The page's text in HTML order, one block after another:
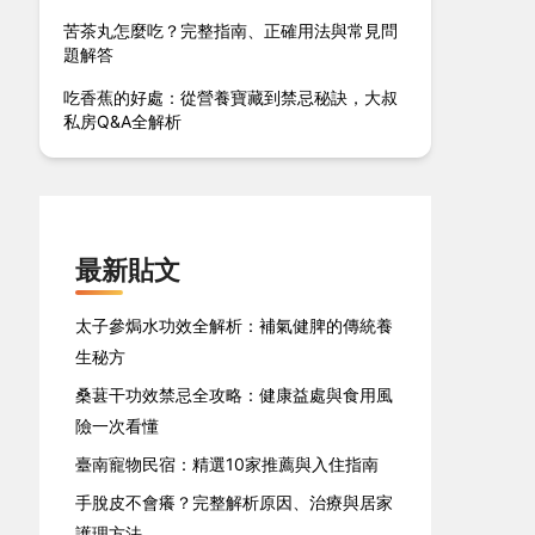
苦茶丸怎麼吃？完整指南、正確用法與常見問
題解答
吃香蕉的好處：從營養寶藏到禁忌秘訣，大叔
私房Q&A全解析
最新貼文
太子參焗水功效全解析：補氣健脾的傳統養
生秘方
桑葚干功效禁忌全攻略：健康益處與食用風
險一次看懂
臺南寵物民宿：精選10家推薦與入住指南
手脫皮不會癢？完整解析原因、治療與居家